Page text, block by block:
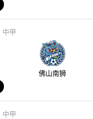
中甲
佛山南狮
中甲